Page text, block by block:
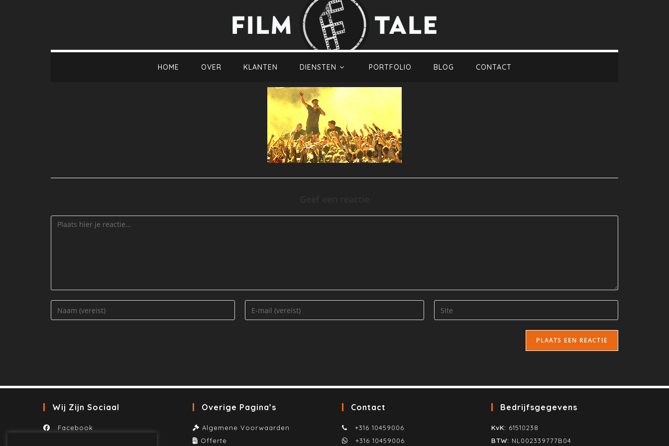
HOME OVER KLANTEN DIENSTEN PORTFOLIO BLOG CONTACT
Wij Zijn Sociaal
Facebook
Overige Pagina’s
Algemene Voorwaarden
Offerte
Contact
+316 10459006
+316 10459006
Bedrijfsgegevens
KvK: 61510238
BTW: NL002339777B04